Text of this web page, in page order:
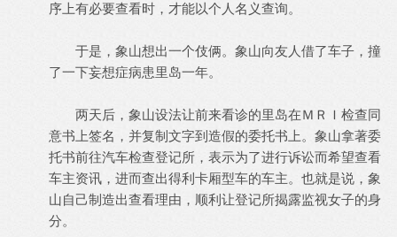
序上有必要查看时，才能以个人名义查询。
于是，象山想出一个伎俩。象山向友人借了车子，撞
了一下妄想症病患里岛一年。
两天后，象山设法让前来看诊的里岛在ＭＲＩ检查同
意书上签名，并复制文字到造假的委托书上。象山拿著委
托书前往汽车检查登记所，表示为了进行诉讼而希望查看
车主资讯，进而查出得利卡厢型车的车主。也就是说，象
山自己制造出查看理由，顺利让登记所揭露监视女子的身
分。